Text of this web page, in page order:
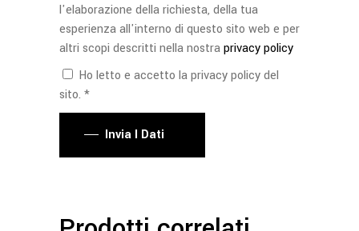
l'elaborazione della richiesta, della tua
esperienza all'interno di questo sito web e per
altri scopi descritti nella nostraprivacy policy
Ho letto e accetto la privacy policy del
sito. *
Invia I Dati